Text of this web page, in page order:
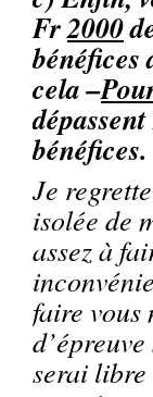
Fr2000
cela –
bénéfices.
Je
isolée de
assez à
faire vous
serai